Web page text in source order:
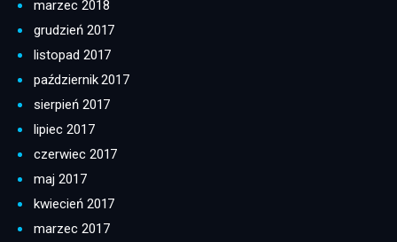
marzec 2018
grudzień 2017
listopad 2017
październik 2017
sierpień 2017
lipiec 2017
czerwiec 2017
maj 2017
kwiecień 2017
marzec 2017